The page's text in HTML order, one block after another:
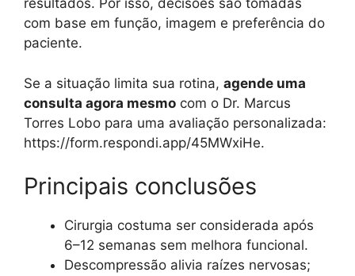
resultados. Por isso, decisões são tomadas
com base em função, imagem e preferência do
paciente.
Se a situação limita sua rotina, agende uma
consulta agora mesmo com o Dr. Marcus
Torres Lobo para uma avaliação personalizada:
https://form.respondi.app/45MWxiHe.
Principais conclusões
Cirurgia costuma ser considerada após
6–12 semanas sem melhora funcional.
Descompressão alivia raízes nervosas;